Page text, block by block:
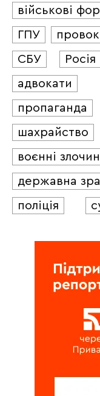
військові
ГПУ
СБУ
Росія
адвокати
пропаганда
шахрайство
воєнні
державна
поліція